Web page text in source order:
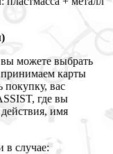
можете выбрать
карты
покупку, вас
где вы
имя
в случае: